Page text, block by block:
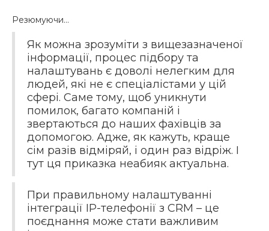
Резюмуючи…
Як можна зрозуміти з вищезазначеної
інформації, процес підбору та
налаштувань є доволі нелегким для
людей, які не є спеціалістами у цій
сфері. Саме тому, щоб уникнути
помилок, багато компаній і
звертаються до наших фахівців за
допомогою. Адже, як кажуть, краще
сім разів відміряй, і один раз відріж. І
тут ця приказка неабияк актуальна.
При правильному налаштуванні
інтеграції IP-телефонії з CRM – це
поєднання може стати важливим